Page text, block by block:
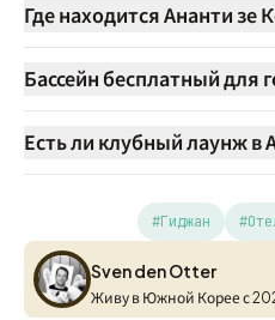
Где находится Ананти зе
Бассейн бесплатный для
Есть ли клубный лаунж в
#Гиджан
Sven den Otter
Sven den Otter
Живу в Южной Корее с